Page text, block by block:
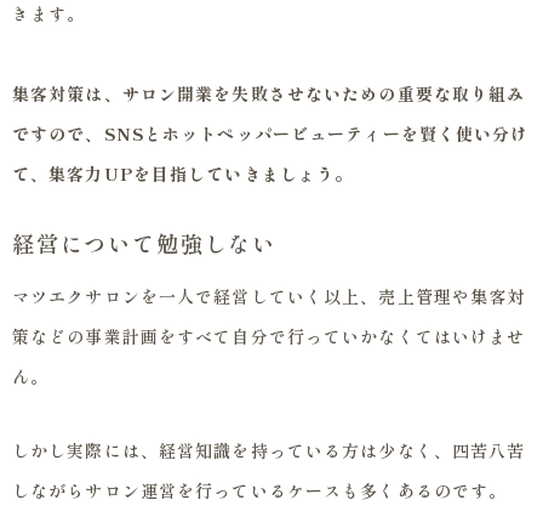
きます。
集客対策は、サロン開業を失敗させないための重要な取り組み
ですので、SNSとホットペッパービューティーを賢く使い分け
て、集客力UPを目指していきましょう。
経営について勉強しない
マツエクサロンを一人で経営していく以上、売上管理や集客対
策などの事業計画をすべて自分で行っていかなくてはいけませ
ん。
しかし実際には、経営知識を持っている方は少なく、四苦八苦
しながらサロン運営を行っているケースも多くあるのです。